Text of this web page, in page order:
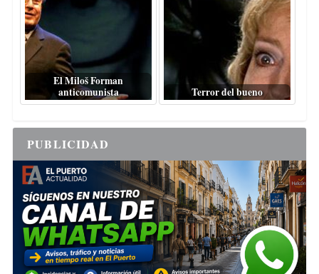
El Miloš Forman
anticomunista
Terror del bueno
PUBLICIDAD